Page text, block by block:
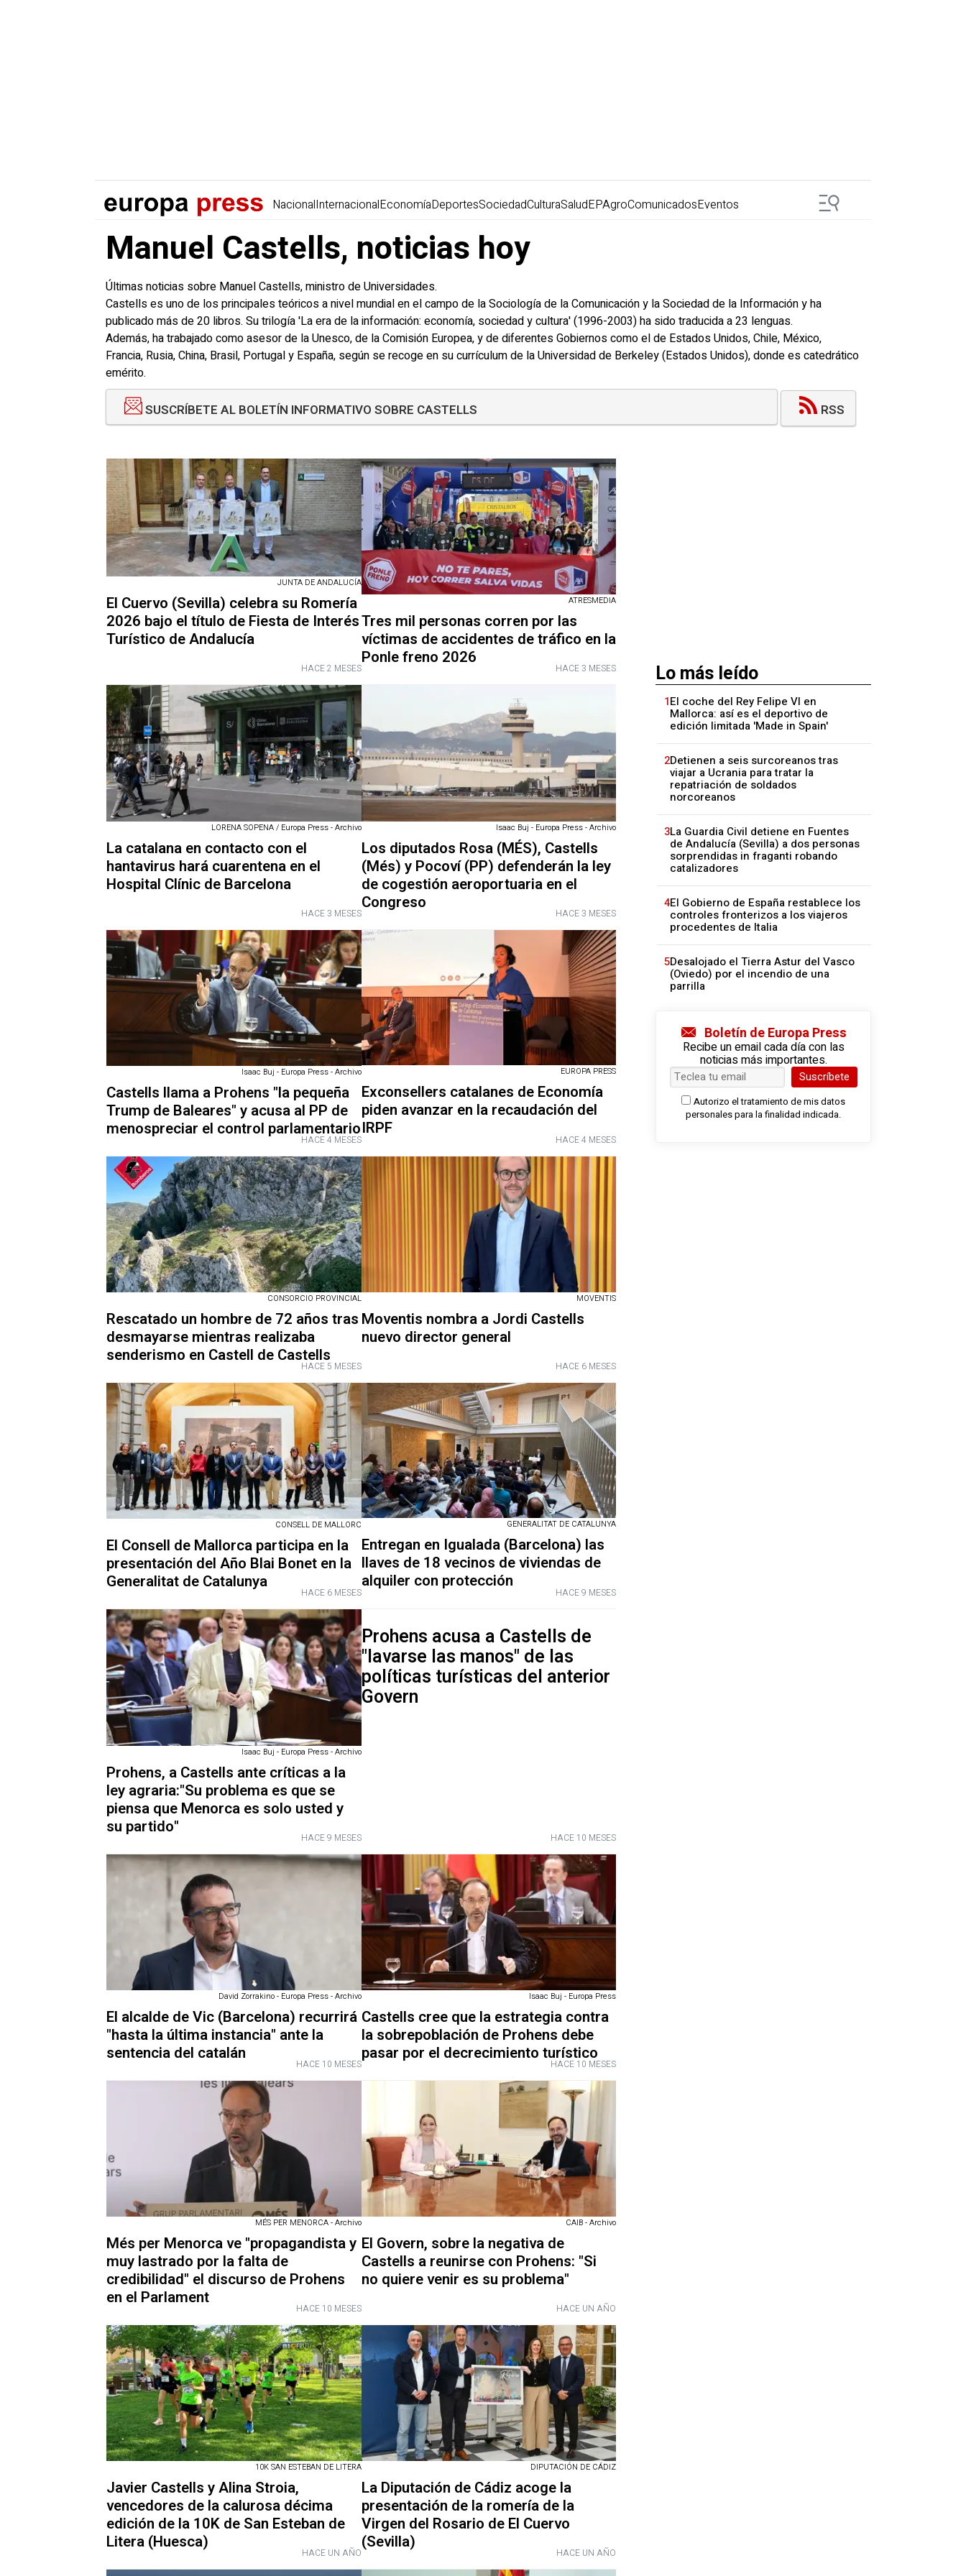
NacionalInternacionalEconomíaDeportesSociedadCulturaSaludEPAgroComunicadosEventos
Manuel Castells, noticias hoy
Últimas noticias sobre Manuel Castells, ministro de Universidades.
Castells es uno de los principales teóricos a nivel mundial en el campo de la Sociología de la Comunicación y la Sociedad de la Información y ha
publicado más de 20 libros. Su trilogía 'La era de la información: economía, sociedad y cultura' (1996-2003) ha sido traducida a 23 lenguas.
Además, ha trabajado como asesor de la Unesco, de la Comisión Europea, y de diferentes Gobiernos como el de Estados Unidos, Chile, México,
Francia, Rusia, China, Brasil, Portugal y España, según se recoge en su currículum de la Universidad de Berkeley (Estados Unidos), donde es catedrático
emérito.
SUSCRÍBETE AL BOLETÍN INFORMATIVO SOBRE CASTELLS RSS
JUNTA DE ANDALUCÍA
El Cuervo (Sevilla) celebra su Romería
2026 bajo el título de Fiesta de Interés
Turístico de Andalucía
HACE 2 MESES
ATRESMEDIA
Tres mil personas corren por las
víctimas de accidentes de tráfico en la
Ponle freno 2026
HACE 3 MESES
LORENA SOPENA / Europa Press - Archivo
La catalana en contacto con el
hantavirus hará cuarentena en el
Hospital Clínic de Barcelona
HACE 3 MESES
Isaac Buj - Europa Press - Archivo
Los diputados Rosa (MÉS), Castells
(Més) y Pocoví (PP) defenderán la ley
de cogestión aeroportuaria en el
Congreso
HACE 3 MESES
Isaac Buj - Europa Press - Archivo
Castells llama a Prohens "la pequeña
Trump de Baleares" y acusa al PP de
menospreciar el control parlamentario
HACE 4 MESES
EUROPA PRESS
Exconsellers catalanes de Economía
piden avanzar en la recaudación del
IRPF
HACE 4 MESES
CONSORCIO PROVINCIAL
Rescatado un hombre de 72 años tras
desmayarse mientras realizaba
senderismo en Castell de CastellsHACE 5 MESES
MOVENTIS
Moventis nombra a Jordi Castells
nuevo director general
HACE 6 MESES
CONSELL DE MALLORC
El Consell de Mallorca participa en la
presentación del Año Blai Bonet en la
Generalitat de Catalunya
HACE 6 MESES
GENERALITAT DE CATALUNYA
Entregan en Igualada (Barcelona) las
llaves de 18 vecinos de viviendas de
alquiler con protección
HACE 9 MESES
Isaac Buj - Europa Press - Archivo
Prohens, a Castells ante críticas a la
ley agraria:"Su problema es que se
piensa que Menorca es solo usted y
su partido"
HACE 9 MESES
Prohens acusa a Castells de
"lavarse las manos" de las
políticas turísticas del anterior
Govern
HACE 10 MESES
David Zorrakino - Europa Press - Archivo
El alcalde de Vic (Barcelona) recurrirá
"hasta la última instancia" ante la
sentencia del catalán
HACE 10 MESES
Isaac Buj - Europa Press
Castells cree que la estrategia contra
la sobrepoblación de Prohens debe
pasar por el decrecimiento turístico
HACE 10 MESES
MÉS PER MENORCA - Archivo
Més per Menorca ve "propagandista y
muy lastrado por la falta de
credibilidad" el discurso de Prohens
en el Parlament
HACE 10 MESES
CAIB - Archivo
El Govern, sobre la negativa de
Castells a reunirse con Prohens: "Si
no quiere venir es su problema"
HACE UN AÑO
10K SAN ESTEBAN DE LITERA
Javier Castells y Alina Stroia,
vencedores de la calurosa décima
edición de la 10K de San Esteban de
Litera (Huesca)
HACE UN AÑO
DIPUTACIÓN DE CÁDIZ
La Diputación de Cádiz acoge la
presentación de la romería de la
Virgen del Rosario de El Cuervo
(Sevilla)
HACE UN AÑO
Lo más leído
1El coche del Rey Felipe VI en
Mallorca: así es el deportivo de
edición limitada 'Made in Spain'
2Detienen a seis surcoreanos tras
viajar a Ucrania para tratar la
repatriación de soldados
norcoreanos
3La Guardia Civil detiene en Fuentes
de Andalucía (Sevilla) a dos personas
sorprendidas in fraganti robando
catalizadores
4El Gobierno de España restablece los
controles fronterizos a los viajeros
procedentes de Italia
5Desalojado el Tierra Astur del Vasco
(Oviedo) por el incendio de una
parrilla
Boletín de Europa Press
Recibe un email cada día con las
noticias más importantes.
Suscríbete
Autorizo el tratamiento de mis datos
personales para la finalidad indicada.